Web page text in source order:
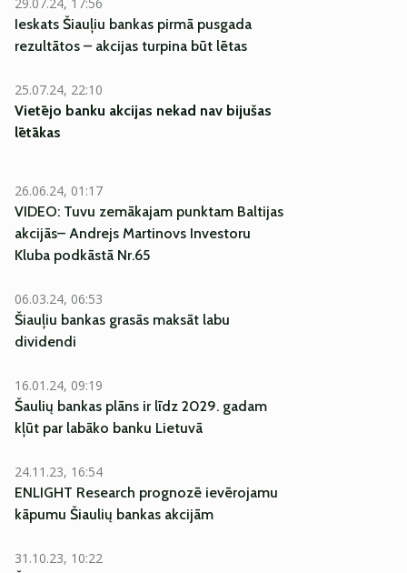
Ieskats Šiauļiu bankas pirmā pusgada
rezultātos – akcijas turpina būt lētas
25.07.24, 22:10
Vietējo banku akcijas nekad nav bijušas
lētākas
26.06.24, 01:17
VIDEO: Tuvu zemākajam punktam Baltijas
akcijās– Andrejs Martinovs Investoru
Kluba podkāstā Nr.65
06.03.24, 06:53
Šiauļiu bankas grasās maksāt labu
dividendi
16.01.24, 09:19
Šaulių bankas plāns ir līdz 2029. gadam
kļūt par labāko banku Lietuvā
24.11.23, 16:54
ENLIGHT Research prognozē ievērojamu
kāpumu Šiaulių bankas akcijām
31.10.23, 10:22